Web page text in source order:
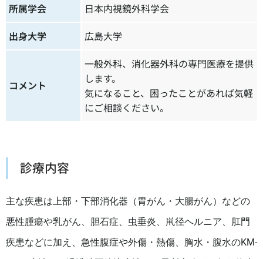
所属学会
日本内視鏡外科学会
出身大学
広島大学
コメント
一般外科、消化器外科の専門医療を提供
します。
気になること、困ったことがあれば気軽
にご相談ください。
診療内容
主な疾患は上部・下部消化器（胃がん・大腸がん）などの
悪性腫瘍や乳がん、胆石症、虫垂炎、鼡径ヘルニア、肛門
疾患などに加え、急性腹症や外傷・熱傷、胸水・腹水のKM-